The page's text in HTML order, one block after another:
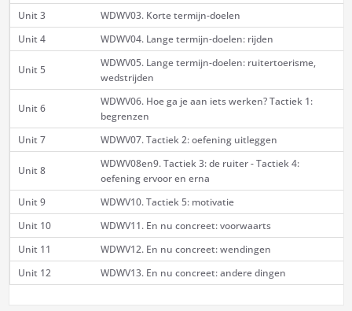
Unit 3
WDWV03. Korte termijn-doelen
Unit 4
WDWV04. Lange termijn-doelen: rijden
Unit 5
WDWV05. Lange termijn-doelen: ruitertoerisme,
wedstrijden
Unit 6
WDWV06. Hoe ga je aan iets werken? Tactiek 1:
begrenzen
Unit 7
WDWV07. Tactiek 2: oefening uitleggen
Unit 8
WDWV08en9. Tactiek 3: de ruiter - Tactiek 4:
oefening ervoor en erna
Unit 9
WDWV10. Tactiek 5: motivatie
Unit 10
WDWV11. En nu concreet: voorwaarts
Unit 11
WDWV12. En nu concreet: wendingen
Unit 12
WDWV13. En nu concreet: andere dingen